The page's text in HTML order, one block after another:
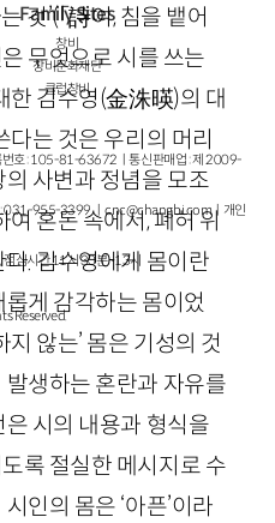
것’(「詩여, 침을 뱉어
무엇으로 시를 쓰는
한 김수영(金洙暎)의 대
는 것은 우리의 머리
사변과 정념을 모조
혼돈 속에서, 폐허 위
. 김수영에게 몸이란
게 감각하는 몸이었
않는’ 몸은 기성의 것
생하는 혼란과 자유를
시의 내용과 형식을
록 절실한 메시지로 수
인의 몸은 ‘아픈’이라
Family Sites
창비
창비문화재단
클럽창비
번호 : 105-81-63672ㅣ통신판매업 : 제 2009-
: 031-955-3399 ㅣcnc@changbi.comㅣ개인
심시간 11시 30분~13시
Reserved.